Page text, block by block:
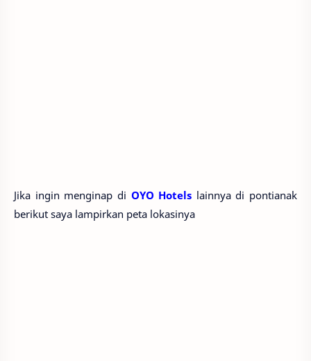
Jika ingin menginap di OYO Hotels lainnya di pontianak
berikut saya lampirkan peta lokasinya